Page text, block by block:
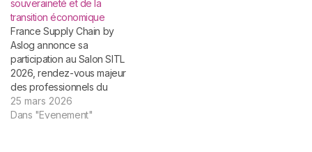
souveraineté et de la
transition économique
France Supply Chain by
Aslog annonce sa
participation au Salon SITL
2026, rendez-vous majeur
des professionnels du
transport et de la logistique,
qui se tiendra du 31 mars au
25 mars 2026
Dans "Evenement"